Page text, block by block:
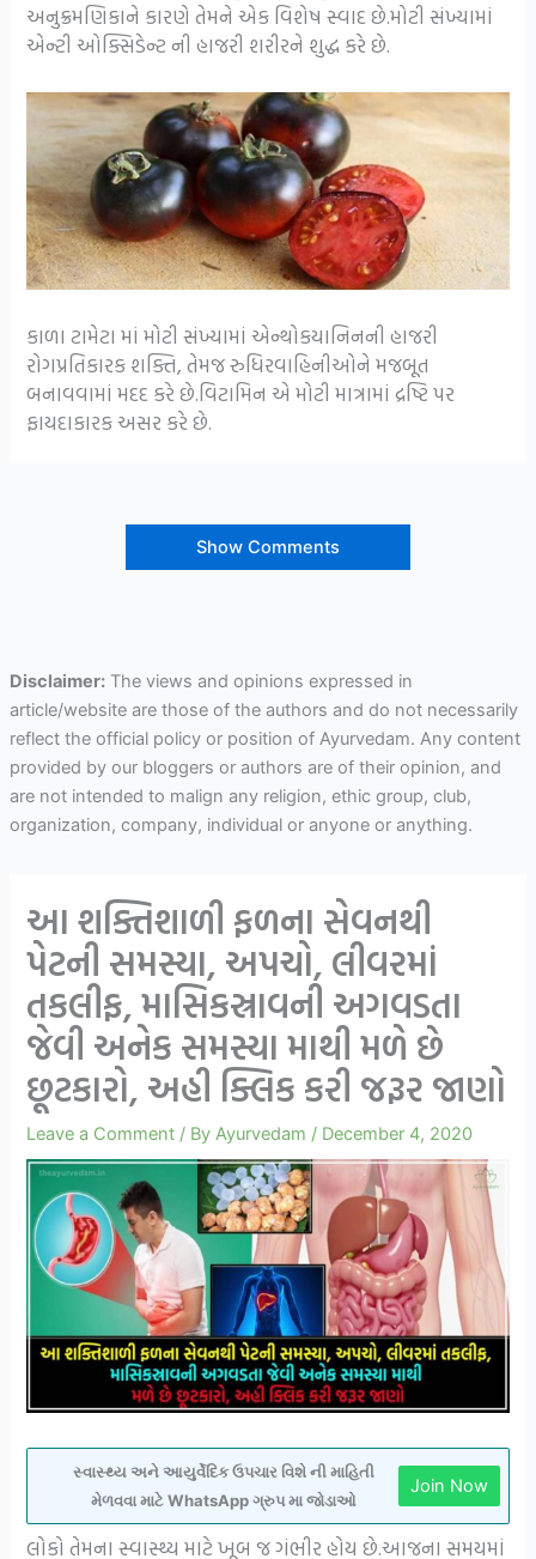
અનુક્રમણિકાને કારણે તેમને એક વિશેષ સ્વાદ છે.મોટી સંખ્યામાં
એન્ટી ઓક્સિડેન્ટ ની હાજરી શરીરને શુદ્ધ કરે છે.
કાળા ટામેટા માં મોટી સંખ્યામાં એન્થોકયાનિનની હાજરી
રોગપ્રતિકારક શક્તિ, તેમજ રુધિરવાહિનીઓને મજબૂત
બનાવવામાં મદદ કરે છે.વિટામિન એ મોટી માત્રામાં દ્રષ્ટિ પર
ફાયદાકારક અસર કરે છે.
Show Comments
Disclaimer:The views and opinions expressed in
article/website are those of the authors and do not necessarily
reflect the official policy or position of Ayurvedam. Any content
provided by our bloggers or authors are of their opinion, and
are not intended to malign any religion, ethic group, club,
organization, company, individual or anyone or anything.
આ શક્તિશાળી ફળના સેવનથી
પેટની સમસ્યા, અપચો, લીવરમાં
તકલીફ, માસિકસ્રાવની અગવડતા
જેવી અનેક સમસ્યા માથી મળે છે
છૂટકારો, અહી ક્લિક કરી જરૂર જાણો
Leave a Comment / ByAyurvedam / December 4, 2020
સ્વાસ્થ્ય અને આયુર્વેદિક ઉપચાર વિશે ની માહિતી
મેળવવા માટે WhatsApp ગ્રુપ મા જોડાઓ
Join Now
લોકો તેમના સ્વાસ્થ્ય માટે ખૂબ જ ગંભીર હોય છે.આજના સમયમાં